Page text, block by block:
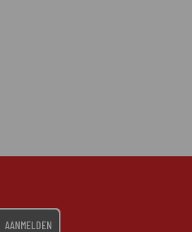
AANMELDEN